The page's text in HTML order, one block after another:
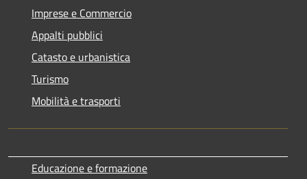
Imprese e Commercio
Appalti pubblici
Catasto e urbanistica
Turismo
Mobilità e trasporti
Educazione e formazione